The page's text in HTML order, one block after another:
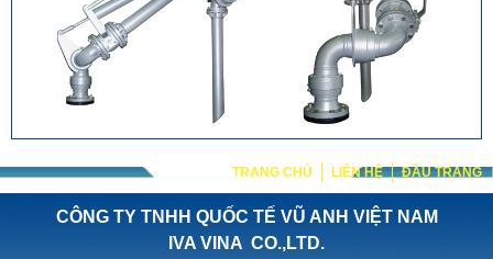
TRANG CHỦ LIÊN HỆ ĐẦU TRANG
CÔNG TY TNHH QUỐC TẾ VŨ ANH VIỆT NAM
IVA VINA CO.,LTD.